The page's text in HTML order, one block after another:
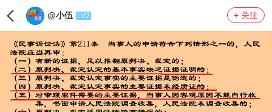
@小伍 LV2 + 关注